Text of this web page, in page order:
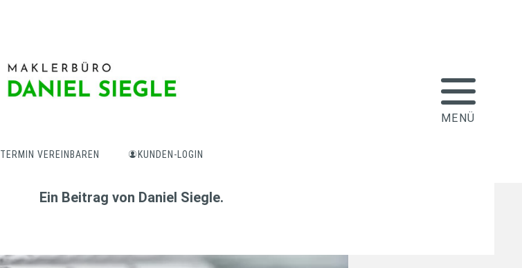
TERMIN VEREINBAREN KUNDEN-LOGIN
Leitungswasserschäden durch Frost
Ein Beitrag von Daniel Siegle.